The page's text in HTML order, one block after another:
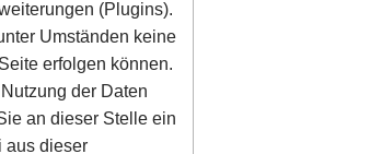
(Plugins).
Umständen keine
erfolgen können.
der Daten
an dieser Stelle ein
aus dieser